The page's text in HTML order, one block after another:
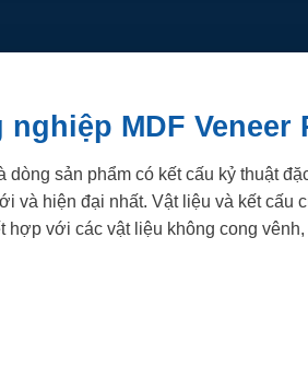
MDF Veneer
sản phẩm có kết cấu kỷ thuật
và hiện đại nhất. Vật liệu và kết cấu
hợp với các vật liệu không cong vênh,